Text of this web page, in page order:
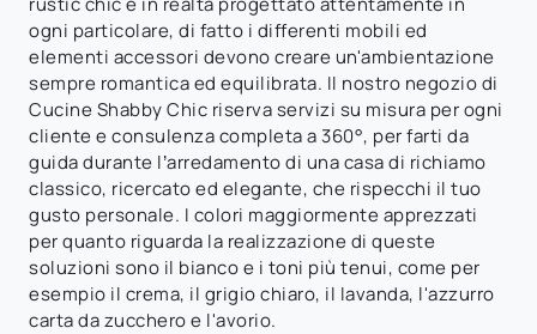
ogni particolare, di fatto i differenti mobili ed
elementi accessori devono creare un'ambientazione
sempre romantica ed equilibrata. Il nostro negozio di
Cucine Shabby Chic riserva servizi su misura per ogni
cliente e consulenza completa a 360°, per farti da
guida durante l’arredamento di una casa di richiamo
classico, ricercato ed elegante, che rispecchi il tuo
gusto personale. I colori maggiormente apprezzati
per quanto riguarda la realizzazione di queste
soluzioni sono il bianco e i toni più tenui, come per
esempio il crema, il grigio chiaro, il lavanda, l'azzurro
carta da zucchero e l'avorio.